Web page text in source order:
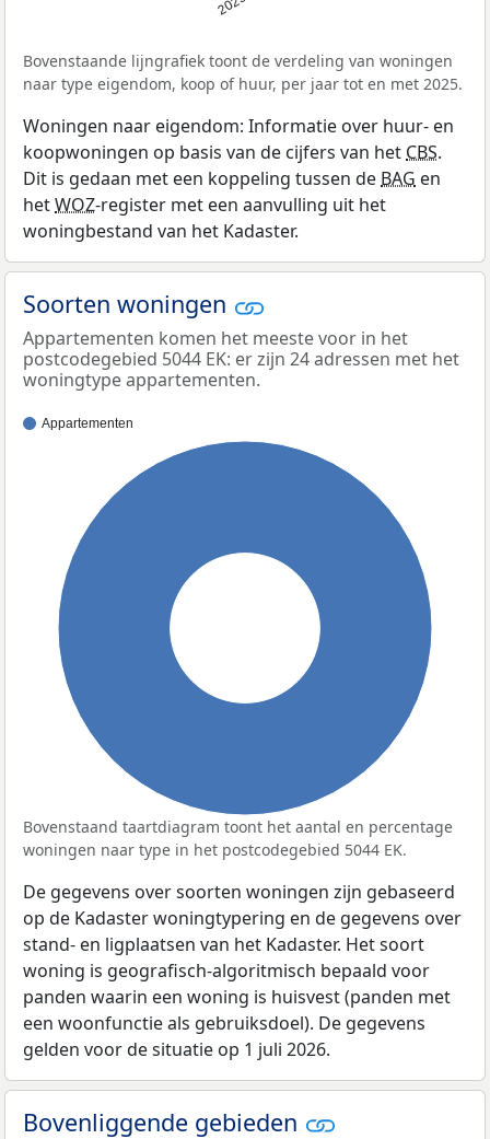
Bovenstaande lijngrafiek toont de verdeling van woningen
naar type eigendom, koop of huur, per jaar tot en met 2025.
Woningen naar eigendom: Informatie over huur- en
koopwoningen op basis van de cijfers van hetCBS.
Dit is gedaan met een koppeling tussen deBAG en
hetWOZ-register met een aanvulling uit het
woningbestand van het Kadaster.
Soorten woningen
Appartementen komen het meeste voor in het
postcodegebied 5044 EK: er zijn 24 adressen met het
woningtype appartementen.
Appartementen
Bovenstaand taartdiagram toont het aantal en percentage
woningen naar type in het postcodegebied 5044 EK.
De gegevens over soorten woningen zijn gebaseerd
op de Kadaster woningtypering en de gegevens over
stand- en ligplaatsen van het Kadaster. Het soort
woning is geografisch-algoritmisch bepaald voor
panden waarin een woning is huisvest (panden met
een woonfunctie als gebruiksdoel). De gegevens
gelden voor de situatie op 1 juli 2026.
Bovenliggende gebieden